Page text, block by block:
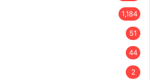
1,184
51
44
2